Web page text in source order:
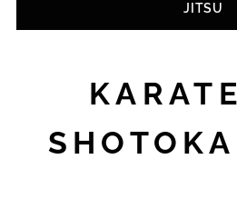
JITSU